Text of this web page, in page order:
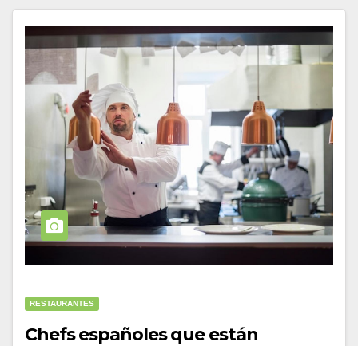
RESTAURANTES
Chefs españoles que están